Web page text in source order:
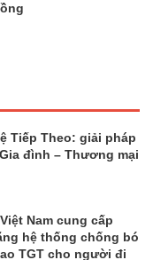
Tiếp Theo: giải pháp
đình – Thương mại
Nam cung cấp
hệ thống chống bó
TGT cho người đi